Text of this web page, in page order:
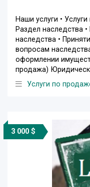
Наши услуги •
Раздел наследства
наследства •
вопросам
оформлении
продажа)
Услуги по
3 000 $